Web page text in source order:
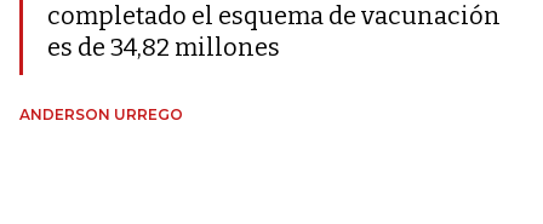
completado el esquema de vacunación
es de 34,82 millones
ANDERSON URREGO